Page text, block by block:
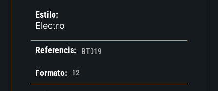
Estilo:
Electro
Referencia: BT019
Formato: 12